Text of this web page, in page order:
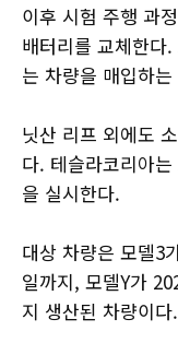
이후 시험 주행 과
배터리를 교체한다
는 차량을 매입하
닛산 리프 외에도
다. 테슬라코리아
을 실시한다.
대상 차량은 모델3
일까지, 모델Y가
지 생산된 차량이다.